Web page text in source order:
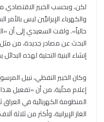
لكن، وبحسب الخبير الاقتصادي
والكهرباء الإيرانيَّين ليس بالأمر
حالياً». ولفت السعيدي إلى أن
البحث عن مصادر جديدة، من مثل
إنشاء البنية التحتية لهذه
وكان الخبير النفطي، نبيل
إعلام محلّية، من أن «تفعيل
المنظومة الكهربائية في
الغاز الإيرانية، وأكثر من